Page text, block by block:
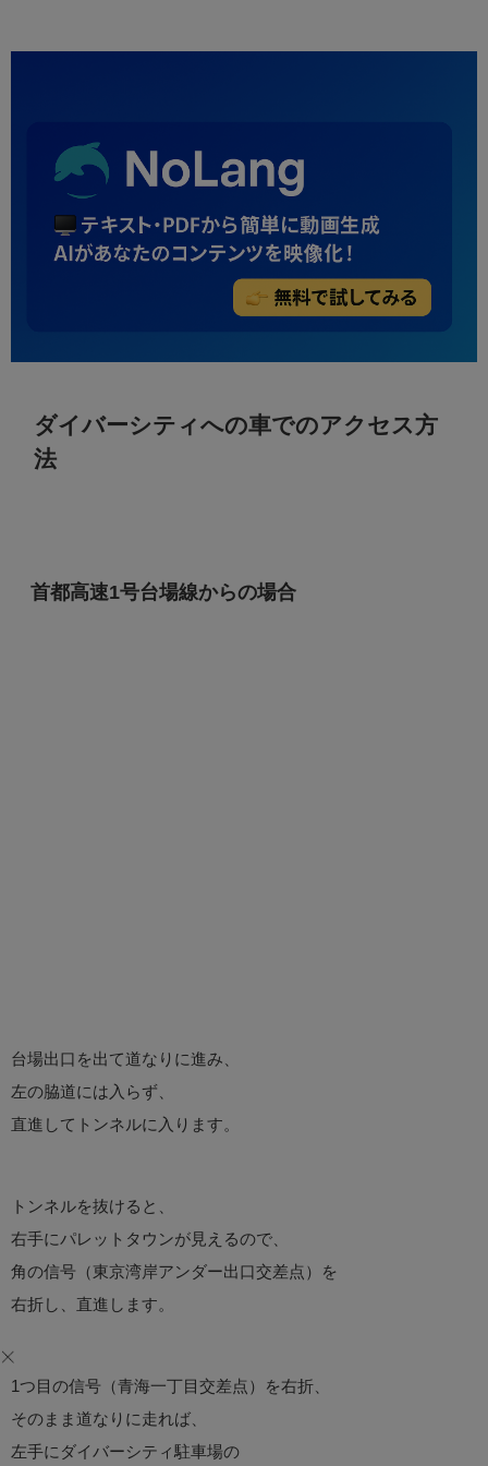
ダイバーシティへの車でのアクセス方
法
首都高速1号台場線からの場合
台場出口を出て道なりに進み、
左の脇道には入らず、
直進してトンネルに入ります。
トンネルを抜けると、
右手にパレットタウンが見えるので、
角の信号（東京湾岸アンダー出口交差点）を
右折し、直進します。
1つ目の信号（青海一丁目交差点）を右折、
そのまま道なりに走れば、
左手にダイバーシティ駐車場の